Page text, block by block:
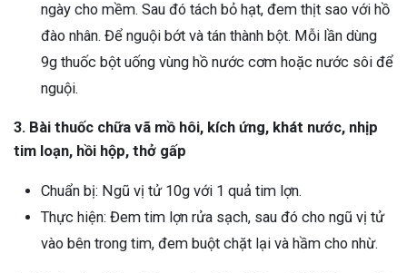
ngày cho mềm. Sau đó tách bỏ hạt, đem thịt sao với hồ
đào nhân. Để nguội bớt và tán thành bột. Mỗi lần dùng
9g thuốc bột uống vùng hồ nước cơm hoặc nước sôi để
nguội.
3. Bài thuốc chữa vã mồ hôi, kích ứng, khát nước, nhịp
tim loạn, hồi hộp, thở gấp
Chuẩn bị: Ngũ vị tử 10g với 1 quả tim lợn.
Thực hiện: Đem tim lợn rửa sạch, sau đó cho ngũ vị tử
vào bên trong tim, đem buột chặt lại và hầm cho nhừ.